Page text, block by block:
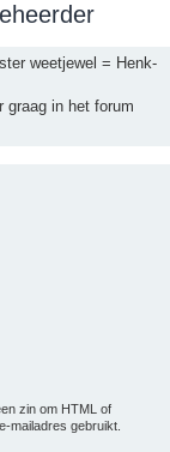
weetjewel = Henk-
graag in het forum
zin om HTML of
mailadres gebruikt.